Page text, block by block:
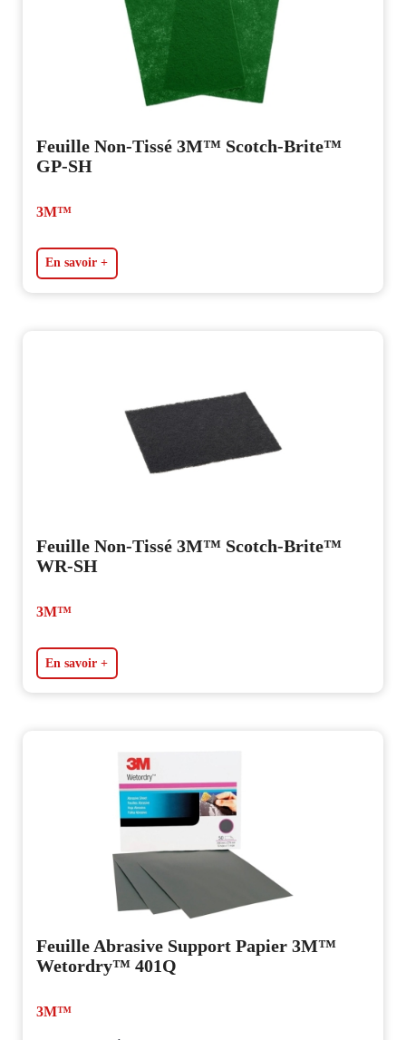
Feuille Non-Tissé 3M™ Scotch-Brite™
GP-SH
3M™
En savoir +
Feuille Non-Tissé 3M™ Scotch-Brite™
WR-SH
3M™
En savoir +
Feuille Abrasive Support Papier 3M™
Wetordry™ 401Q
3M™